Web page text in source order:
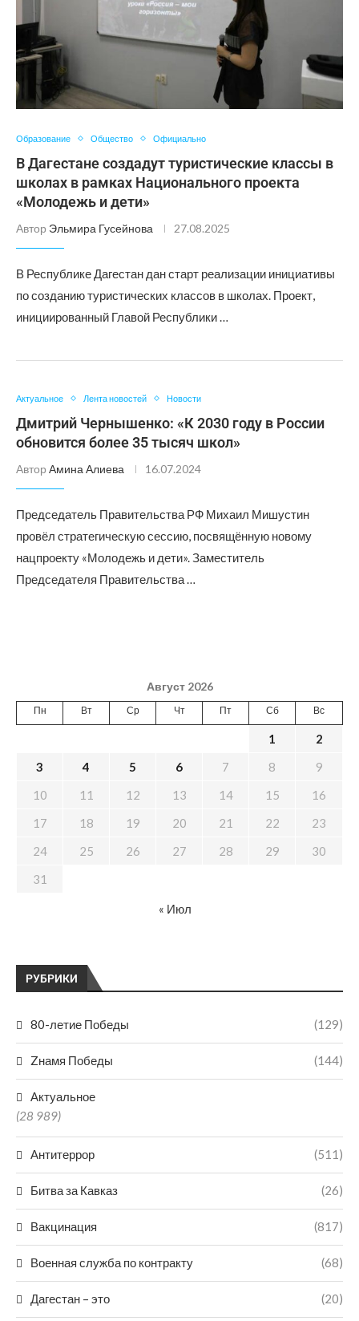
Образование Общество Официально
В Дагестане создадут туристические классы в
школах в рамках Национального проекта
«Молодежь и дети»
Автор Эльмира Гусейнова 27.08.2025
В Республике Дагестан дан старт реализации инициативы
по созданию туристических классов в школах. Проект,
инициированный Главой Республики …
Актуальное Лента новостей Новости
Дмитрий Чернышенко: «К 2030 году в России
обновится более 35 тысяч школ»
Автор Амина Алиева 16.07.2024
Председатель Правительства РФ Михаил Мишустин
провёл стратегическую сессию, посвящённую новому
нацпроекту «Молодежь и дети». Заместитель
Председателя Правительства …
РУБРИКИ
80-летие Победы (129)
Zнамя Победы (144)
Актуальное
(28 989)
Антитеррор (511)
Битва за Кавказ (26)
Вакцинация (817)
Военная служба по контракту (68)
Дагестан – это (20)
Август 2026
Пн Вт Ср Чт Пт Сб Вс
1
2
3
4 5 6 7 8
9
10
11 12 13 14 15
16
17
18 19 20 21 22
23
24
25 26 27 28 29
30
31
« Июл